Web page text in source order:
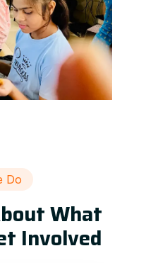
Do
What
Involved